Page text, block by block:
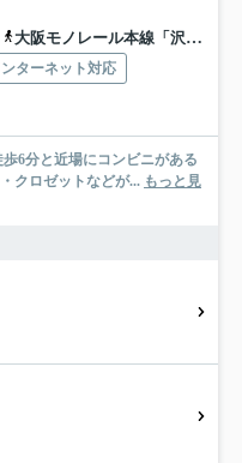
大阪モノレール本線「沢良宜」駅 徒歩16分
ターネット対応
6分と近場にコンビニがある
クロゼットなどが... もっと見